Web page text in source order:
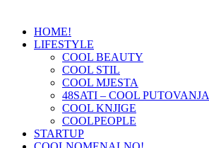
HOME!
LIFESTYLE
COOL BEAUTY
COOL STIL
COOL MJESTA
48SATI – COOL PUTOVANJA
COOL KNJIGE
COOLPEOPLE
STARTUP